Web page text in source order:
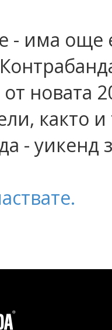
- има още
новата
както
-